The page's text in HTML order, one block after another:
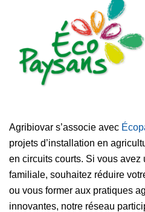
Agribiovar s’associe avec
projets d’installation en
en circuits courts. Si vous avez
familiale, souhaitez réduire
ou vous former aux pratiques
innovantes, notre réseau